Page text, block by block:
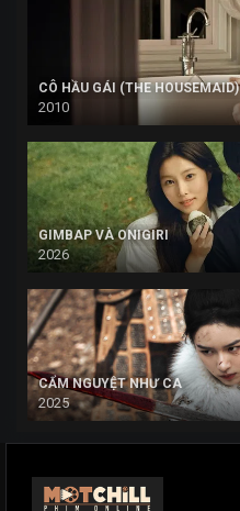
CÔ HẦU GÁI (THE HOUSEMAID)
2010
GIMBAP VÀ ONIGIRI
2026
CẨM NGUYỆT NHƯ CA
2025